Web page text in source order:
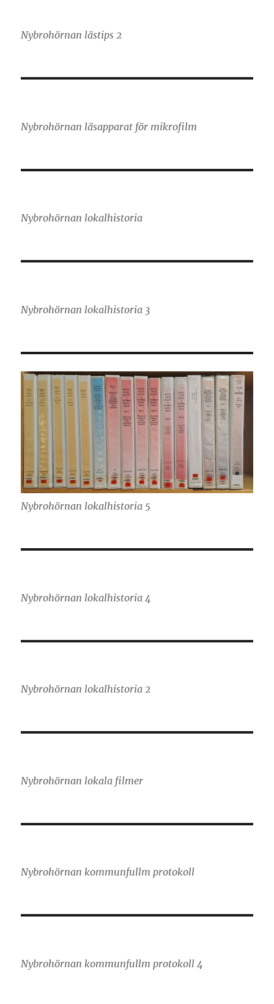
Nybrohörnan lästips 2
Nybrohörnan läsapparat för mikrofilm
Nybrohörnan lokalhistoria
Nybrohörnan lokalhistoria 3
Nybrohörnan lokalhistoria 5
Nybrohörnan lokalhistoria 4
Nybrohörnan lokalhistoria 2
Nybrohörnan lokala filmer
Nybrohörnan kommunfullm protokoll
Nybrohörnan kommunfullm protokoll 4